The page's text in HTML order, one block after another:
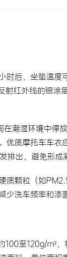
时后，坐垫温度
红外线的银涂层
潮湿环境中停
优质摩托车车衣
出，避免形成
质颗粒（如
洗车频率和漆
100至120g/m²